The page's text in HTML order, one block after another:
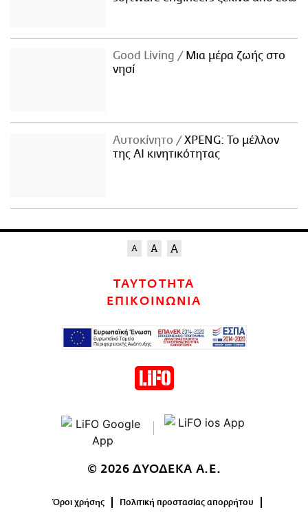
Good Living
Μια μέρα ζωής στο
νησί
Αυτοκίνητο
XPENG: Το μέλλον
της AI κινητικότητας
ΤΑΥΤΟΤΗΤΑ
ΕΠΙΚΟΙΝΩΝΙΑ
© 2026 ΔΥΟΔΕΚΑ Α.Ε.
Όροι χρήσης
Πολιτική προστασίας απορρήτου